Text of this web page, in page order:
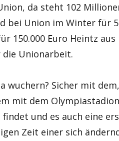
da steht 102
bei Union im Winter für
150.000 Euro Heintz
Unionarbeit.
wuchern? Sicher mit
mit dem
und es auch eine
Zeit einer sich